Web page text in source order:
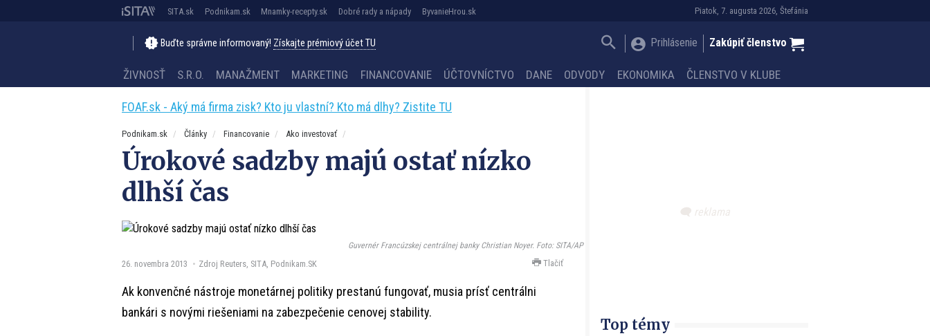
Piatok, 7. augusta 2026, Štefánia
SITA.sk Podnikam.sk Mnamky-recepty.sk Dobré rady a nápady ByvanieHrou.sk
Buďte správne informovaný! Získajte prémiový účet TU Prihlásenie Zakúpiť členstvo
ŽIVNOSŤ S.R.O. MANAŽMENT MARKETING FINANCOVANIE ÚČTOVNÍCTVO DANE ODVODY EKONOMIKA ČLENSTVO V KLUBE
FOAF.sk - Aký má firma zisk? Kto ju vlastní? Kto má dlhy? Zistite TU
Podnikam.sk Články Financovanie Ako investovať
Úrokové sadzby majú ostať nízko
dlhší čas
Guvernér Francúzskej centrálnej banky Christian Noyer. Foto: SITA/AP
26. novembra 2013 Zdroj Reuters, SITA, Podnikam.SK Tlačiť
Ak konvenčné nástroje monetárnej politiky prestanú fungovať, musia prísť centrálni
bankári s novými riešeniami na zabezpečenie cenovej stability.
Top témy